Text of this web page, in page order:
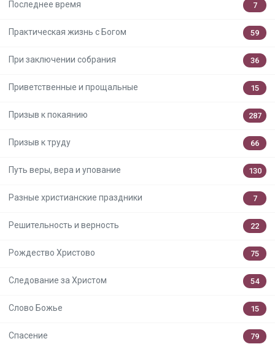
Последнее время 7
Практическая жизнь с Богом 59
При заключении собрания 36
Приветственные и прощальные 15
Призыв к покаянию 287
Призыв к труду 66
Путь веры, вера и упование 130
Разные христианские праздники 7
Решительность и верность 22
Рождество Христово 75
Следование за Христом 54
Слово Божье 15
Спасение 79